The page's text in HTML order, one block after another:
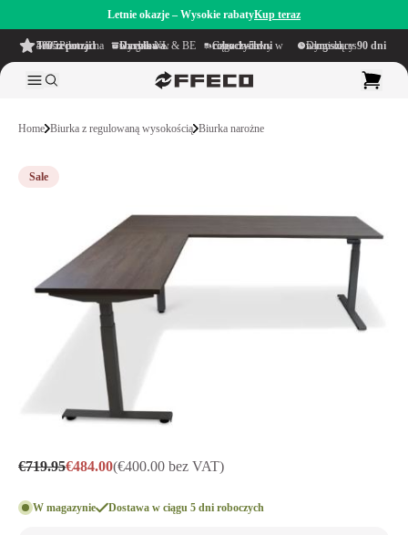
Letnie okazje – Wysokie rabatyKup teraz
4.6/5
z ponad 500 recenzji
na TrustPilot Darmowa wysyłka
w obrębie NL & BE Czas dostawy w ciągu
1–5 dni roboczych Długi okres namysłu wynoszący90 dni
Home Biurka z regulowaną wysokością Biurka narożne
Sale
€719.95€484.00(€400.00 bez VAT)
W magazynie Dostawa w ciągu 5 dni roboczych